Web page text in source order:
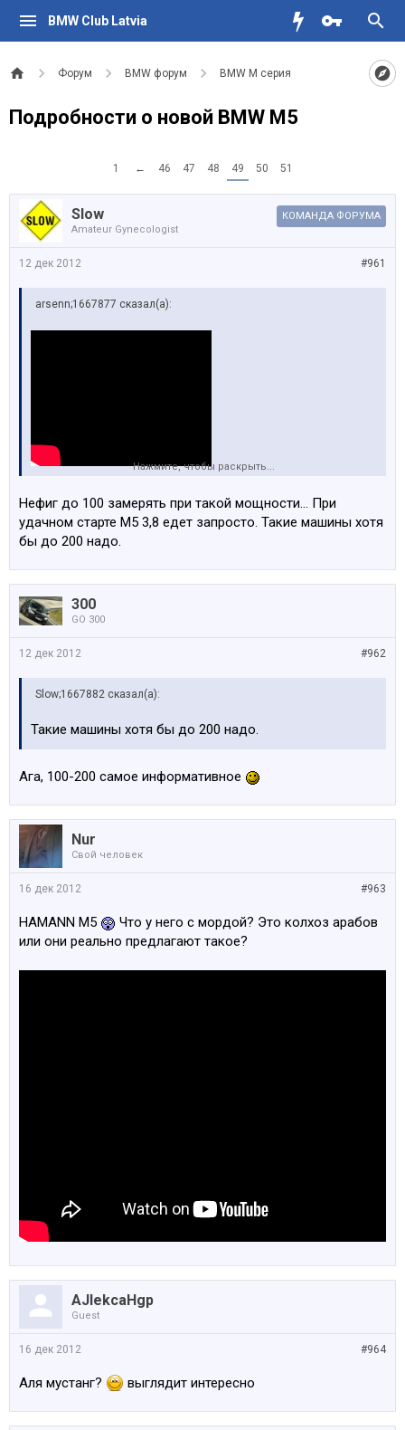
BMW Club Latvia
Форум BMW форум BMW M серия
Подробности о новой BMW M5
1 ← 46 47 48 49 50 51
Slow
Amateur Gynecologist
КОМАНДА ФОРУМА
#961
12 дек 2012
arsenn;1667877 сказал(а):
Нажмите, чтобы раскрыть...
Нефиг до 100 замерять при такой мощности... При
удачном старте М5 3,8 едет запросто. Такие машины хотя
бы до 200 надо.
300
GO 300
#962
12 дек 2012
Slow;1667882 сказал(а):
Такие машины хотя бы до 200 надо.
Ага, 100-200 самое информативное
Nur
Свой человек
#963
16 дек 2012
HAMANN M5
Что у него с мордой? Это колхоз арабов
или они реально предлагают такое?
AJlekcaHgp
Guest
#964
16 дек 2012
Аля мустанг? выглядит интересно